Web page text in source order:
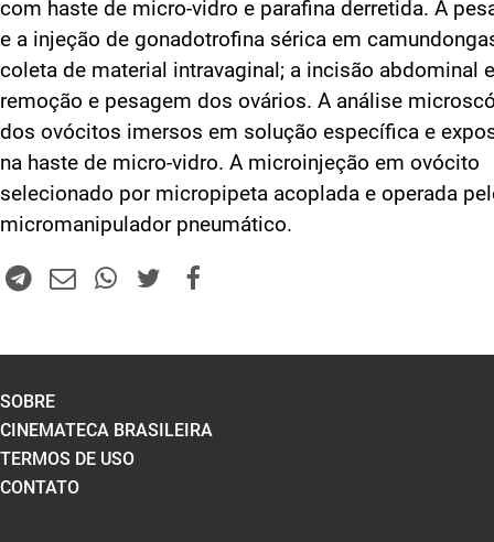
com haste de micro-vidro e parafina derretida. A
e a injeção de gonadotrofina sérica em
coleta de material intravaginal; a incisão abdominal
remoção e pesagem dos ovários. A análise
dos ovócitos imersos em solução específica e
na haste de micro-vidro. A microinjeção em ovócito
selecionado por micropipeta acoplada e operada
micromanipulador pneumático.
SOBRE
CINEMATECA BRASILEIRA
TERMOS DE USO
CONTATO